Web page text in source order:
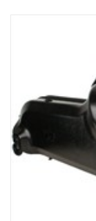
Merken